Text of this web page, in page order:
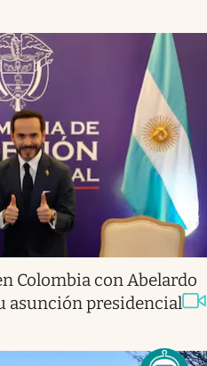
Colombia con Abelardo
asunción presidencial